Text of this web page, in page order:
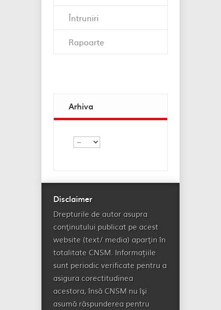
Întruniri
Rapoarte
Arhiva
Disclaimer
Drepturile de autor asupra
conţinutului publicat pe acest
website (text/ media) aparţin în
totalitate CNSM. Informațiile
sunt periodic verificate pentru a
asigura corectitudinea
acestora, însă CNSM nu îşi
asumă răspunderea pentru